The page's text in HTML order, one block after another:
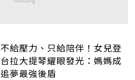
不給壓力、只給陪伴！女兒登
台拉大提琴耀眼發光：媽媽成
追夢最強後盾